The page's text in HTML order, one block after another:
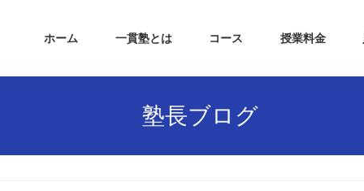
ホーム 一貫塾とは コース 授業料金
塾長ブログ